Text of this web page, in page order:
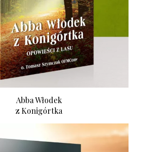
Abba Włodek
z Konigórtka